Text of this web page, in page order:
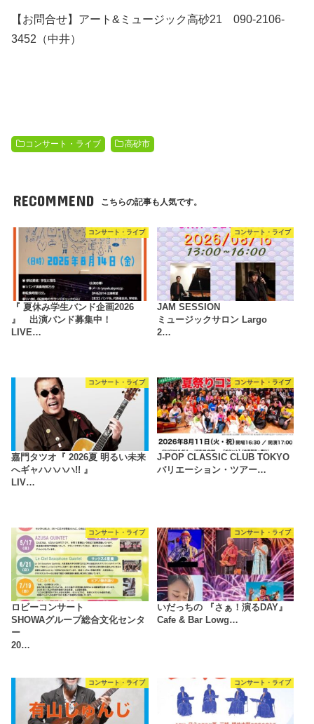
【お問合せ】アート&ミュージック高砂21 090-2106-
3452（中井）
コンサート・ライブ 高砂市
RECOMMEND こちらの記事も人気です。
コンサート・ライブ
『 夏休み学生バンド企画2026
』 出演バンド募集中！
LIVE…
コンサート・ライブ
JAM SESSION
ミュージックサロン Largo
2…
コンサート・ライブ
嘉門タツオ『 2026夏 明るい未来
へギャハハハハ!! 』
LIV…
コンサート・ライブ
J-POP CLASSIC CLUB TOKYO
バリエーション・ツアー…
コンサート・ライブ
ロビーコンサート
SHOWAグループ総合文化センタ
ー
20…
コンサート・ライブ
いだっちの 『さぁ！演るDAY』
Cafe & Bar Lowg…
コンサート・ライブ コンサート・ライブ